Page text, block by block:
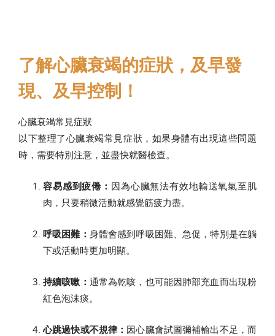
了解心臟衰竭的症狀，及早發
現、及早控制！
心臟衰竭常見症狀
以下整理了心臟衰竭常見症狀，如果身體有出現這些問題
時，需要特別注意，並盡快就醫檢查。
容易感到疲倦： 因為心臟無法有效地輸送氧氣至肌
肉，只要稍微活動就感覺筋疲力盡。
呼吸困難： 身體會感到呼吸困難、急促，特別是在躺
下或活動時更加明顯。
持續咳嗽： 通常為乾咳，也可能因肺部充血而出現粉
紅色泡沫痰。
心跳過快或不規律： 因心臟會試圖彌補輸出不足，而